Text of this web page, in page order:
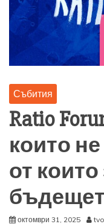
Събития
Ratio
които
от
октомври 31, 2025